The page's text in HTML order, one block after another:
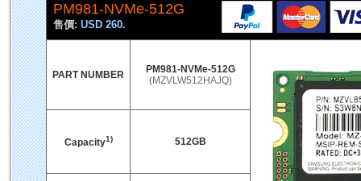
PM981-NVMe-512G
售價: USD 260.
PART NUMBER
PM981-NVMe-512G
(MZVLW512HAJQ)
Capacity1) 512GB